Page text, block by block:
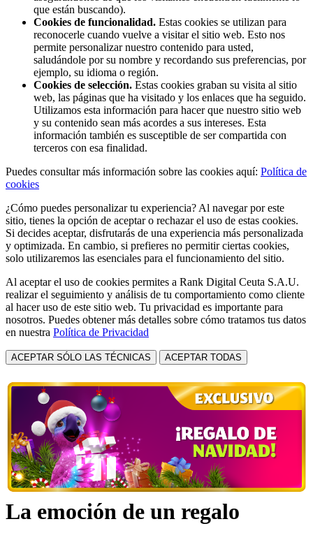
que están buscando).
Cookies de funcionalidad. Estas cookies se utilizan para
reconocerle cuando vuelve a visitar el sitio web. Esto nos
permite personalizar nuestro contenido para usted,
saludándole por su nombre y recordando sus preferencias, por
ejemplo, su idioma o región.
Cookies de selección. Estas cookies graban su visita al sitio
web, las páginas que ha visitado y los enlaces que ha seguido.
Utilizamos esta información para hacer que nuestro sitio web
y su contenido sean más acordes a sus intereses. Esta
información también es susceptible de ser compartida con
terceros con esa finalidad.
Puedes consultar más información sobre las cookies aquí: Política de
cookies
¿Cómo puedes personalizar tu experiencia? Al navegar por este
sitio, tienes la opción de aceptar o rechazar el uso de estas cookies.
Si decides aceptar, disfrutarás de una experiencia más personalizada
y optimizada. En cambio, si prefieres no permitir ciertas cookies,
solo utilizaremos las esenciales para el funcionamiento del sitio.
Al aceptar el uso de cookies permites a Rank Digital Ceuta S.A.U.
realizar el seguimiento y análisis de tu comportamiento como cliente
al hacer uso de este sitio web. Tu privacidad es importante para
nosotros. Puedes obtener más detalles sobre cómo tratamos tus datos
en nuestra Política de Privacidad
ACEPTAR SÓLO LAS TÉCNICAS ACEPTAR TODAS
La emoción de un regalo